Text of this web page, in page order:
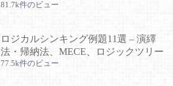
81.7k件のビュー
ロジカルシンキング例題11選 – 演繹
法・帰納法、MECE、ロジックツリー
77.5k件のビュー